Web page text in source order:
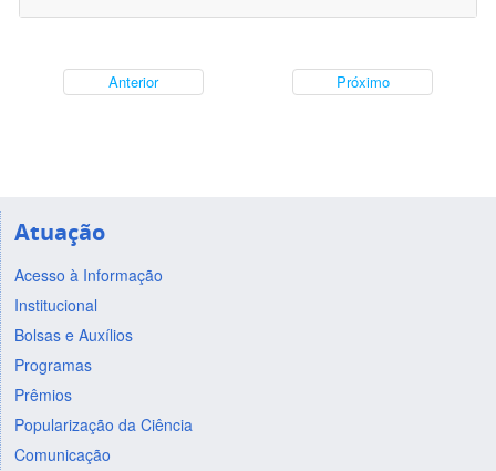
Anterior Próximo
Atuação
Acesso à Informação
Institucional
Bolsas e Auxílios
Programas
Prêmios
Popularização da Ciência
Comunicação